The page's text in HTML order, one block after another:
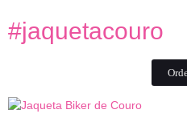
#jaquetacouro